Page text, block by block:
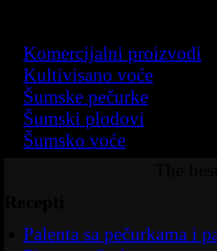
Komercijalni proizvodi
Kultivisano voće
Šumske pečurke
Šumski plodovi
Šumsko voće
Palenta sa pečurkama i